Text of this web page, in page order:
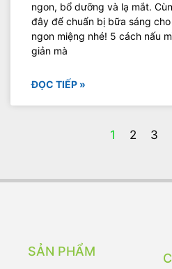
ngon, bổ dưỡng và lạ mắt.
đây để chuẩn bị bữa sáng
ngon miệng nhé! 5 cách nấu
giản mà
ĐỌC TIẾP »
1 2 3
SẢN PHẨM